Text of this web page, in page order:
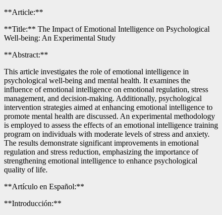
**Article:**
**Title:** The Impact of Emotional Intelligence on Psychological
Well-being: An Experimental Study
**Abstract:**
This article investigates the role of emotional intelligence in
psychological well-being and mental health. It examines the
influence of emotional intelligence on emotional regulation, stress
management, and decision-making. Additionally, psychological
intervention strategies aimed at enhancing emotional intelligence to
promote mental health are discussed. An experimental methodology
is employed to assess the effects of an emotional intelligence training
program on individuals with moderate levels of stress and anxiety.
The results demonstrate significant improvements in emotional
regulation and stress reduction, emphasizing the importance of
strengthening emotional intelligence to enhance psychological
quality of life.
**Artículo en Español:**
**Introducción:**